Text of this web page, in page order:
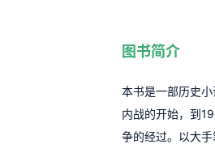
图书简介
本书是一部历史
内战的开始，到
争的经过。以大